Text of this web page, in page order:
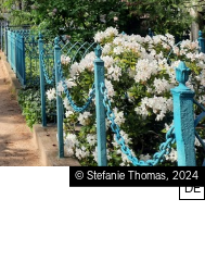
© Stefanie Thomas, 2024
DE